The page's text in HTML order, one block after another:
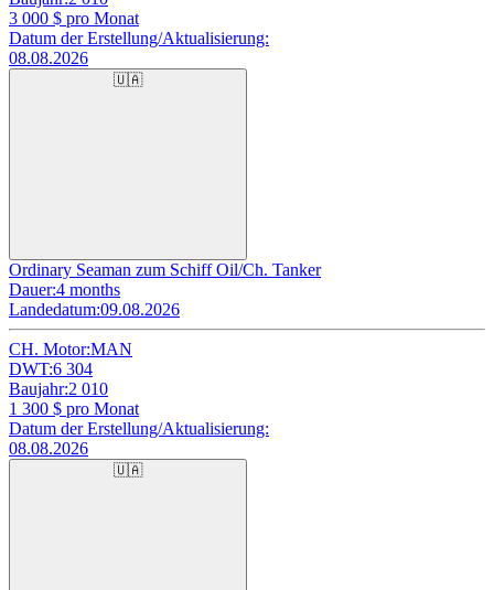
3 000 $ pro Monat
Datum der Erstellung/Aktualisierung:
08.08.2026
🇺🇦
Ordinary Seaman zum Schiff Oil/Ch. Tanker
Dauer:4 months
Landedatum:09.08.2026
CH. Motor:MAN
DWT:6 304
Baujahr:2 010
1 300 $ pro Monat
Datum der Erstellung/Aktualisierung:
08.08.2026
🇺🇦